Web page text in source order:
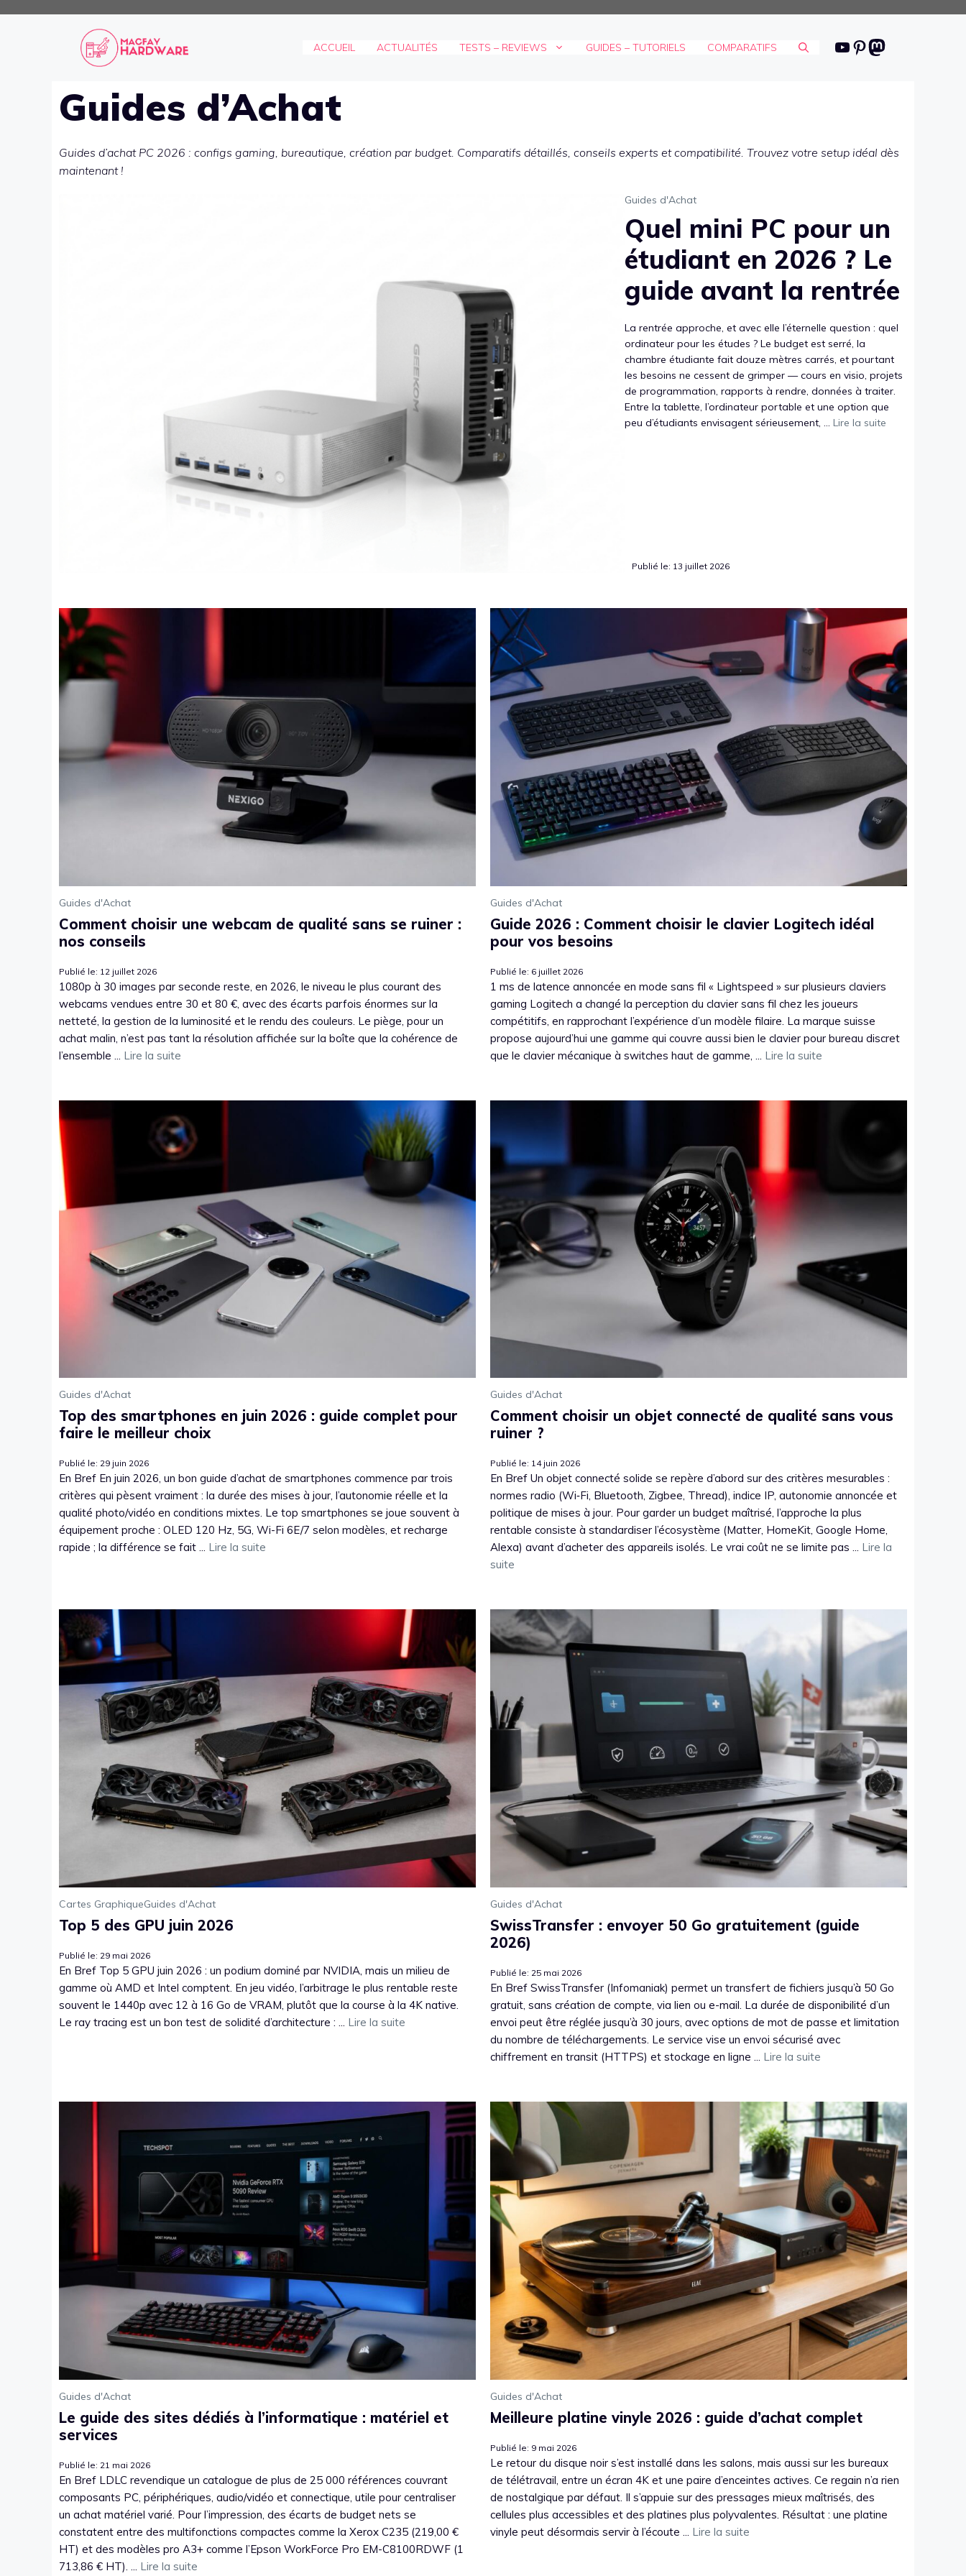
ACCUEIL ACTUALITÉS TESTS – REVIEWS GUIDES – TUTORIELS COMPARATIFS Youtube
Pinterest
Mastodon
Guides d’Achat
Guides d’achat PC 2026 : configs gaming, bureautique, création par budget. Comparatifs détaillés, conseils experts et compatibilité. Trouvez votre setup idéal dès
maintenant !
Guides d'Achat
Quel mini PC pour un
étudiant en 2026 ? Le
guide avant la rentrée
La rentrée approche, et avec elle l’éternelle question : quel
ordinateur pour les études ? Le budget est serré, la
chambre étudiante fait douze mètres carrés, et pourtant
les besoins ne cessent de grimper — cours en visio, projets
de programmation, rapports à rendre, données à traiter.
Entre la tablette, l’ordinateur portable et une option que
peu d’étudiants envisagent sérieusement, ... Lire la suite
Publié le: 13 juillet 2026
Guides d'Achat
Comment choisir une webcam de qualité sans se ruiner :
nos conseils
Publié le: 12 juillet 2026
1080p à 30 images par seconde reste, en 2026, le niveau le plus courant des
webcams vendues entre 30 et 80 €, avec des écarts parfois énormes sur la
netteté, la gestion de la luminosité et le rendu des couleurs. Le piège, pour un
achat malin, n’est pas tant la résolution affichée sur la boîte que la cohérence de
l’ensemble ... Lire la suite
Guides d'Achat
Guide 2026 : Comment choisir le clavier Logitech idéal
pour vos besoins
Publié le: 6 juillet 2026
1 ms de latence annoncée en mode sans fil « Lightspeed » sur plusieurs claviers
gaming Logitech a changé la perception du clavier sans fil chez les joueurs
compétitifs, en rapprochant l’expérience d’un modèle filaire. La marque suisse
propose aujourd’hui une gamme qui couvre aussi bien le clavier pour bureau discret
que le clavier mécanique à switches haut de gamme, ... Lire la suite
Guides d'Achat
Top des smartphones en juin 2026 : guide complet pour
faire le meilleur choix
Publié le: 29 juin 2026
En Bref En juin 2026, un bon guide d’achat de smartphones commence par trois
critères qui pèsent vraiment : la durée des mises à jour, l’autonomie réelle et la
qualité photo/vidéo en conditions mixtes. Le top smartphones se joue souvent à
équipement proche : OLED 120 Hz, 5G, Wi-Fi 6E/7 selon modèles, et recharge
rapide ; la différence se fait ... Lire la suite
Guides d'Achat
Comment choisir un objet connecté de qualité sans vous
ruiner ?
Publié le: 14 juin 2026
En Bref Un objet connecté solide se repère d’abord sur des critères mesurables :
normes radio (Wi‑Fi, Bluetooth, Zigbee, Thread), indice IP, autonomie annoncée et
politique de mises à jour. Pour garder un budget maîtrisé, l’approche la plus
rentable consiste à standardiser l’écosystème (Matter, HomeKit, Google Home,
Alexa) avant d’acheter des appareils isolés. Le vrai coût ne se limite pas ... Lire la
suite
Cartes GraphiqueGuides d'Achat
Top 5 des GPU juin 2026
Publié le: 29 mai 2026
En Bref Top 5 GPU juin 2026 : un podium dominé par NVIDIA, mais un milieu de
gamme où AMD et Intel comptent. En jeu vidéo, l’arbitrage le plus rentable reste
souvent le 1440p avec 12 à 16 Go de VRAM, plutôt que la course à la 4K native.
Le ray tracing est un bon test de solidité d’architecture : ... Lire la suite
Guides d'Achat
SwissTransfer : envoyer 50 Go gratuitement (guide
2026)
Publié le: 25 mai 2026
En Bref SwissTransfer (Infomaniak) permet un transfert de fichiers jusqu’à 50 Go
gratuit, sans création de compte, via lien ou e-mail. La durée de disponibilité d’un
envoi peut être réglée jusqu’à 30 jours, avec options de mot de passe et limitation
du nombre de téléchargements. Le service vise un envoi sécurisé avec
chiffrement en transit (HTTPS) et stockage en ligne ... Lire la suite
Guides d'Achat
Le guide des sites dédiés à l’informatique : matériel et
services
Publié le: 21 mai 2026
En Bref LDLC revendique un catalogue de plus de 25 000 références couvrant
composants PC, périphériques, audio/vidéo et connectique, utile pour centraliser
un achat matériel varié. Pour l’impression, des écarts de budget nets se
constatent entre des multifonctions compactes comme la Xerox C235 (219,00 €
HT) et des modèles pro A3+ comme l’Epson WorkForce Pro EM-C8100RDWF (1
713,86 € HT). ... Lire la suite
Guides d'Achat
Meilleure platine vinyle 2026 : guide d’achat complet
Publié le: 9 mai 2026
Le retour du disque noir s’est installé dans les salons, mais aussi sur les bureaux
de télétravail, entre un écran 4K et une paire d’enceintes actives. Ce regain n’a rien
de nostalgique par défaut. Il s’appuie sur des pressages mieux maîtrisés, des
cellules plus accessibles et des platines plus polyvalentes. Résultat : une platine
vinyle peut désormais servir à l’écoute ... Lire la suite